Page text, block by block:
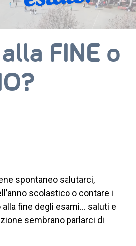
FINE o
spontaneo salutarci,
scolastico o contare i
fine degli esami… saluti e
sembrano parlarci di